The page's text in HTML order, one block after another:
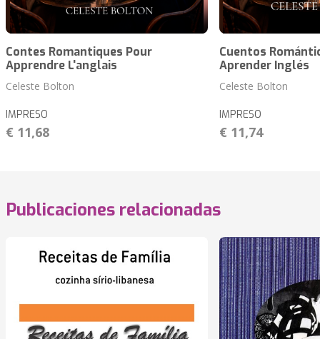
Contes Romantiques Pour
Apprendre L'anglais
Celeste Bolton
IMPRESO
€ 11,68
Cuentos
Aprender Inglés
Celeste Bolton
IMPRESO
€ 11,74
Publicaciones relacionadas